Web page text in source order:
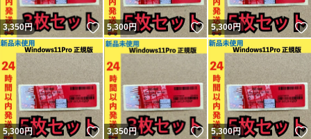
3,350円 いいね！
5,300円 いいね！
5,300円
5,300円 いいね！
3,350円 いいね！
5,300円